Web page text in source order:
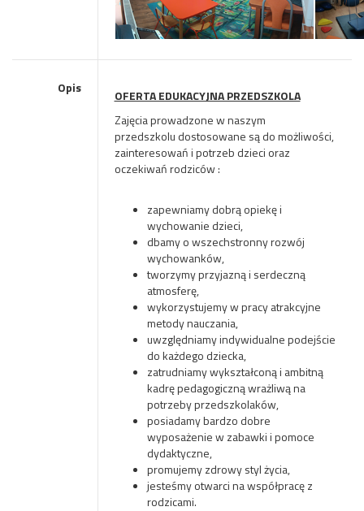
Opis
OFERTA EDUKACYJNA PRZEDSZKOLA
Zajęcia prowadzone w naszym
przedszkolu dostosowane są do możliwości,
zainteresowań i potrzeb dzieci oraz
oczekiwań rodziców :
zapewniamy dobrą opiekę i
wychowanie dzieci,
dbamy o wszechstronny rozwój
wychowanków,
tworzymy przyjazną i serdeczną
atmosferę,
wykorzystujemy w pracy atrakcyjne
metody nauczania,
uwzględniamy indywidualne podejście
do każdego dziecka,
zatrudniamy wykształconą i ambitną
kadrę pedagogiczną wrażliwą na
potrzeby przedszkolaków,
posiadamy bardzo dobre
wyposażenie w zabawki i pomoce
dydaktyczne,
promujemy zdrowy styl życia,
jesteśmy otwarci na współpracę z
rodzicami.